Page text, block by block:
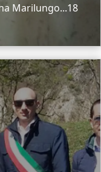
Marilungo...18